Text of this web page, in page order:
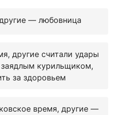
— любовница
другие считали удары
курильщиком,
за здоровьем
время, другие —